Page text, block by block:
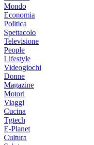
Mondo
Economia
Politica
Spettacolo
Televisione
People
Lifestyle
Videogiochi
Donne
Magazine
Motori
Viaggi
Cucina
Tgtech
E-Planet
Cultura